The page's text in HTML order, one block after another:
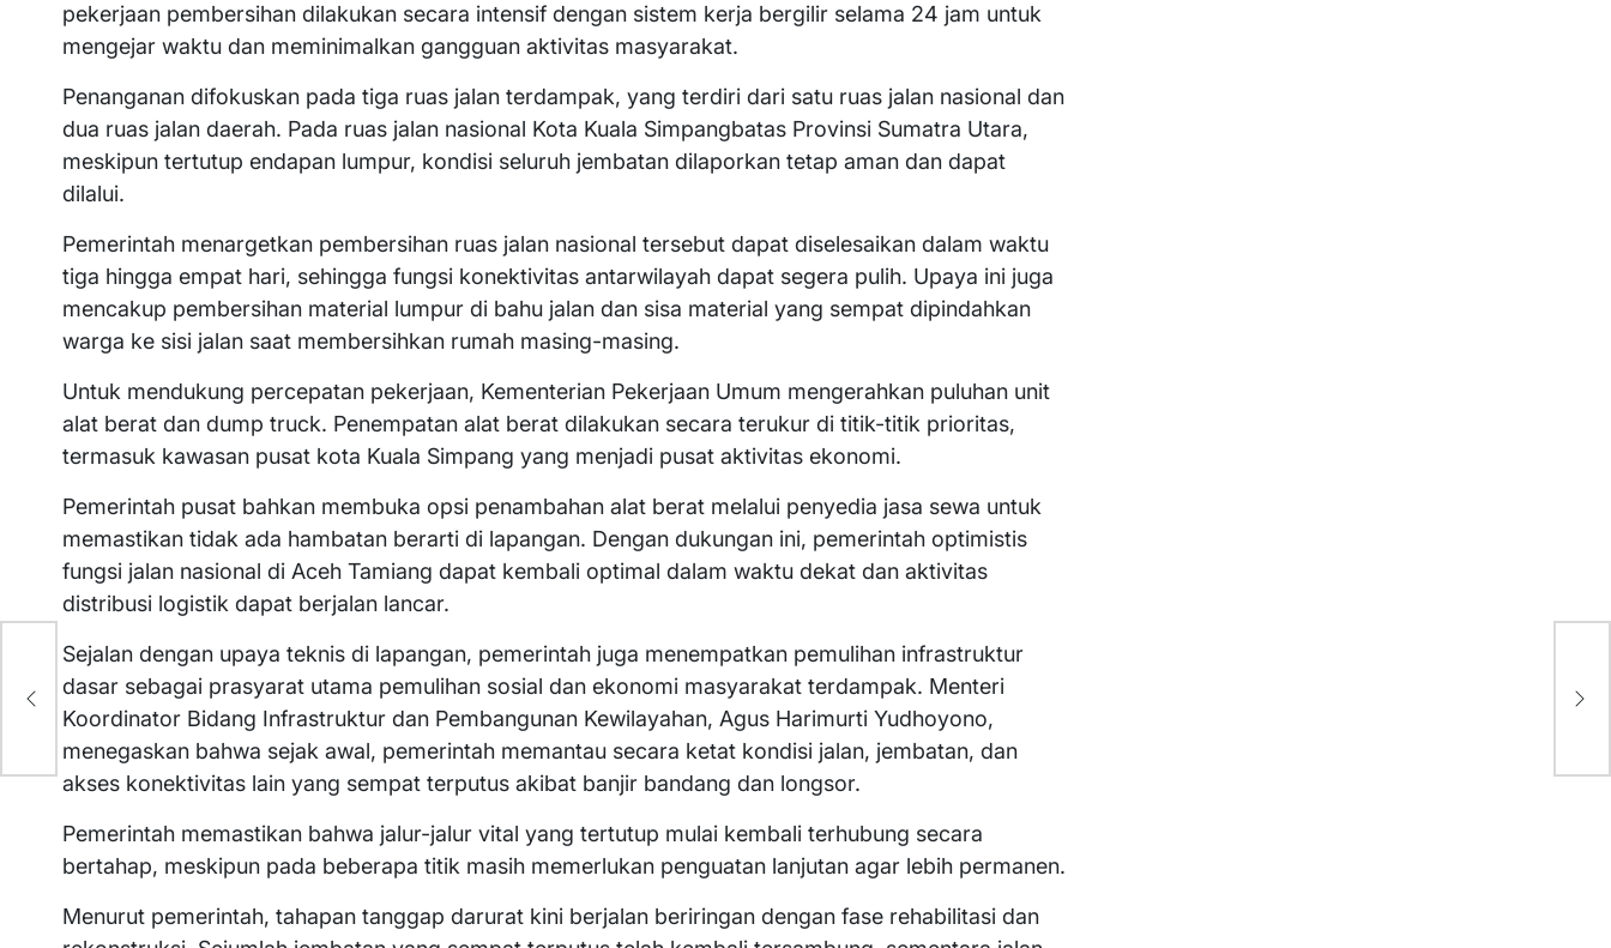
pekerjaan pembersihan dilakukan secara intensif dengan sistem kerja bergilir selama 24 jam untuk
mengejar waktu dan meminimalkan gangguan aktivitas masyarakat.
Penanganan difokuskan pada tiga ruas jalan terdampak, yang terdiri dari satu ruas jalan nasional dan
dua ruas jalan daerah. Pada ruas jalan nasional Kota Kuala Simpangbatas Provinsi Sumatra Utara,
meskipun tertutup endapan lumpur, kondisi seluruh jembatan dilaporkan tetap aman dan dapat
dilalui.
Pemerintah menargetkan pembersihan ruas jalan nasional tersebut dapat diselesaikan dalam waktu
tiga hingga empat hari, sehingga fungsi konektivitas antarwilayah dapat segera pulih. Upaya ini juga
mencakup pembersihan material lumpur di bahu jalan dan sisa material yang sempat dipindahkan
warga ke sisi jalan saat membersihkan rumah masing-masing.
Untuk mendukung percepatan pekerjaan, Kementerian Pekerjaan Umum mengerahkan puluhan unit
alat berat dan dump truck. Penempatan alat berat dilakukan secara terukur di titik-titik prioritas,
termasuk kawasan pusat kota Kuala Simpang yang menjadi pusat aktivitas ekonomi.
Pemerintah pusat bahkan membuka opsi penambahan alat berat melalui penyedia jasa sewa untuk
memastikan tidak ada hambatan berarti di lapangan. Dengan dukungan ini, pemerintah optimistis
fungsi jalan nasional di Aceh Tamiang dapat kembali optimal dalam waktu dekat dan aktivitas
distribusi logistik dapat berjalan lancar.
Sejalan dengan upaya teknis di lapangan, pemerintah juga menempatkan pemulihan infrastruktur
dasar sebagai prasyarat utama pemulihan sosial dan ekonomi masyarakat terdampak. Menteri
Koordinator Bidang Infrastruktur dan Pembangunan Kewilayahan, Agus Harimurti Yudhoyono,
menegaskan bahwa sejak awal, pemerintah memantau secara ketat kondisi jalan, jembatan, dan
akses konektivitas lain yang sempat terputus akibat banjir bandang dan longsor.
Pemerintah memastikan bahwa jalur-jalur vital yang tertutup mulai kembali terhubung secara
bertahap, meskipun pada beberapa titik masih memerlukan penguatan lanjutan agar lebih permanen.
Menurut pemerintah, tahapan tanggap darurat kini berjalan beriringan dengan fase rehabilitasi dan